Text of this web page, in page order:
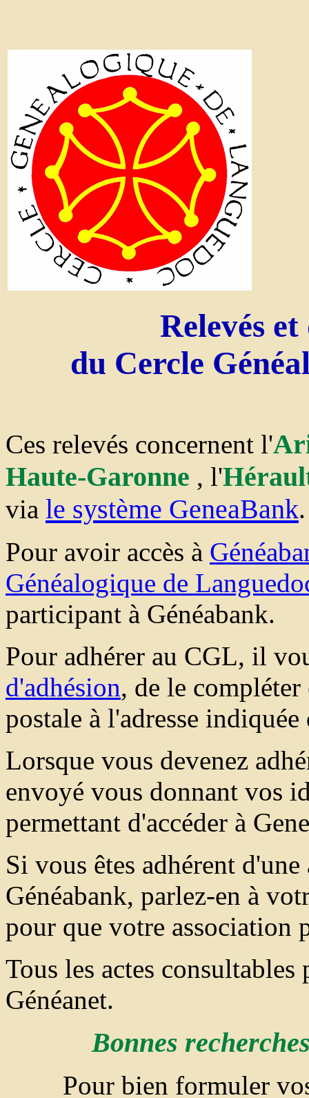
Relevés
du Cercle
Ces relevés concernent l'
Haute-Garonne , l'
via le système GeneaBank.
Pour avoir accès à
Généalogique de
participant à Généabank.
Pour adhérer au CGL, il
d'adhésion, de le
postale à l'adresse indiquée
Lorsque vous devenez
envoyé vous donnant vos
permettant d'accéder à
Si vous êtes adhérent
Généabank, parlez-en à
pour que votre association
Tous les actes
Généanet.
Bonnes
Pour bien formuler